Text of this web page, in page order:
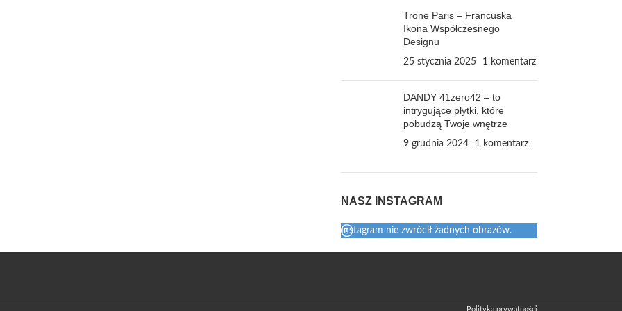
Trone Paris – Francuska
Ikona Współczesnego
Designu
25 stycznia 2025 1 komentarz
DANDY 41zero42 – to
intrygujące płytki, które
pobudzą Twoje wnętrze
9 grudnia 2024 1 komentarz
NASZ INSTAGRAM
Instagram nie zwrócił żadnych obrazów.
Polityka prywatności